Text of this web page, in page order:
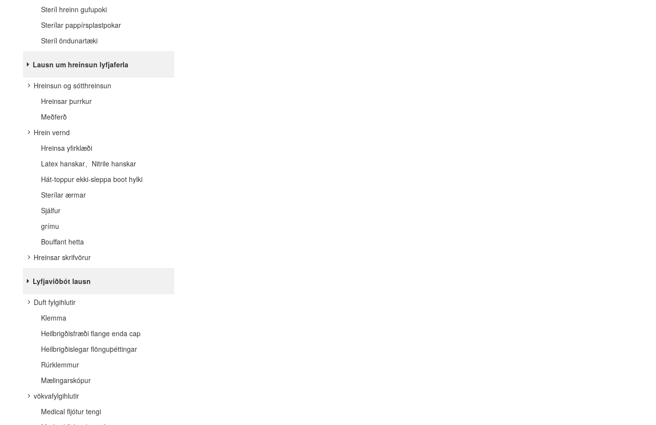
Steríl hreinn gufupoki
Sterílar pappírsplastpokar
Steríl öndunartæki
Lausn um hreinsun lyfjaferla
Hreinsun og sótthreinsun
Hreinsar þurrkur
Meðferð
Hrein vernd
Hreinsa yfirklæði
Latex hanskar、Nitrile hanskar
Hát-toppur ekki-sleppa boot hylki
Sterílar ærmar
Sjálfur
grímu
Bouffant hetta
Hreinsar skrifvörur
Lyfjaviðbót lausn
Duft fylgihlutir
Klemma
Heilbrigðisfræði flange enda cap
Heilbrigðislegar flönguþéttingar
Rúrklemmur
Mælingarskópur
vökvafylgihlutir
Medical fljótur tengi